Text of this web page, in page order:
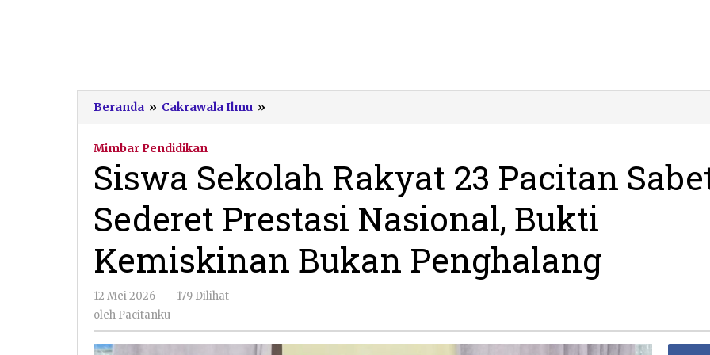
Beranda » Cakrawala Ilmu »
Sekolah
Pacitan
Sabet
Sederet
Prestasi
Bukti
Kemiskinan
Mimbar Pendidikan
Siswa Sekolah Rakyat 23 Pacitan
Sederet Prestasi Nasional, Bukti
Kemiskinan Bukan Penghalang
12 Mei 2026
oleh
Pacitanku
-
179 Dilihat
oleh Pacitanku